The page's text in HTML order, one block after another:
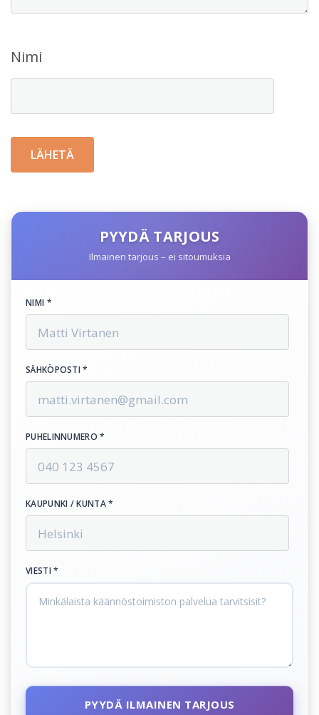
Nimi
PYYDÄ TARJOUS
Ilmainen tarjous – ei sitoumuksia
NIMI *
SÄHKÖPOSTI *
PUHELINNUMERO *
KAUPUNKI / KUNTA *
VIESTI *
PYYDÄ ILMAINEN TARJOUS